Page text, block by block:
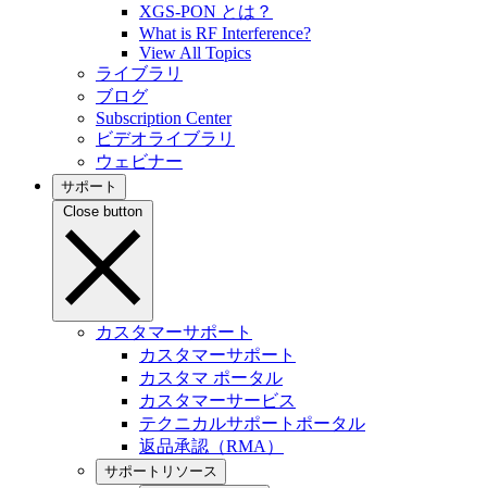
XGS-PON とは？
What is RF Interference?
View All Topics
ライブラリ
ブログ
Subscription Center
ビデオライブラリ
ウェビナー
サポート
Close button
カスタマーサポート
カスタマーサポート
カスタマ ポータル
カスタマーサービス
テクニカルサポートポータル
返品承認（RMA）
サポートリソース